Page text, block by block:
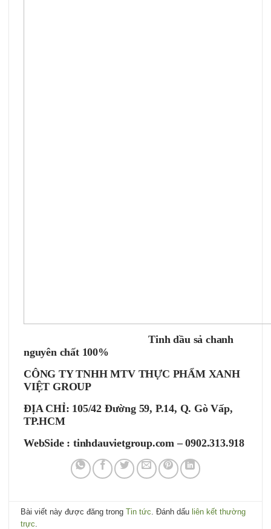
Tinh dầu sả chanh
nguyên chất 100%
CÔNG TY TNHH MTV THỰC PHẨM XANH
VIỆT GROUP
ĐỊA CHỈ: 105/42 Đường 59, P.14, Q. Gò Vấp,
TP.HCM
WebSide : tinhdauvietgroup.com – 0902.313.918
Bài viết này được đăng trongTin tức . Đánh dấuliên kết thường
trực